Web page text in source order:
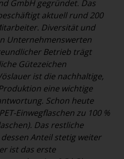
GmbH gegründet. Das
aktuell rund 200
Diversität und
Unternehmenswerten
Betrieb trägt
Gütezeichen
ist die nachhaltige,
eine wichtige
Schon heute
Einwegflaschen zu 100 %
Das restliche
Anteil stetig weiter
ist das erste